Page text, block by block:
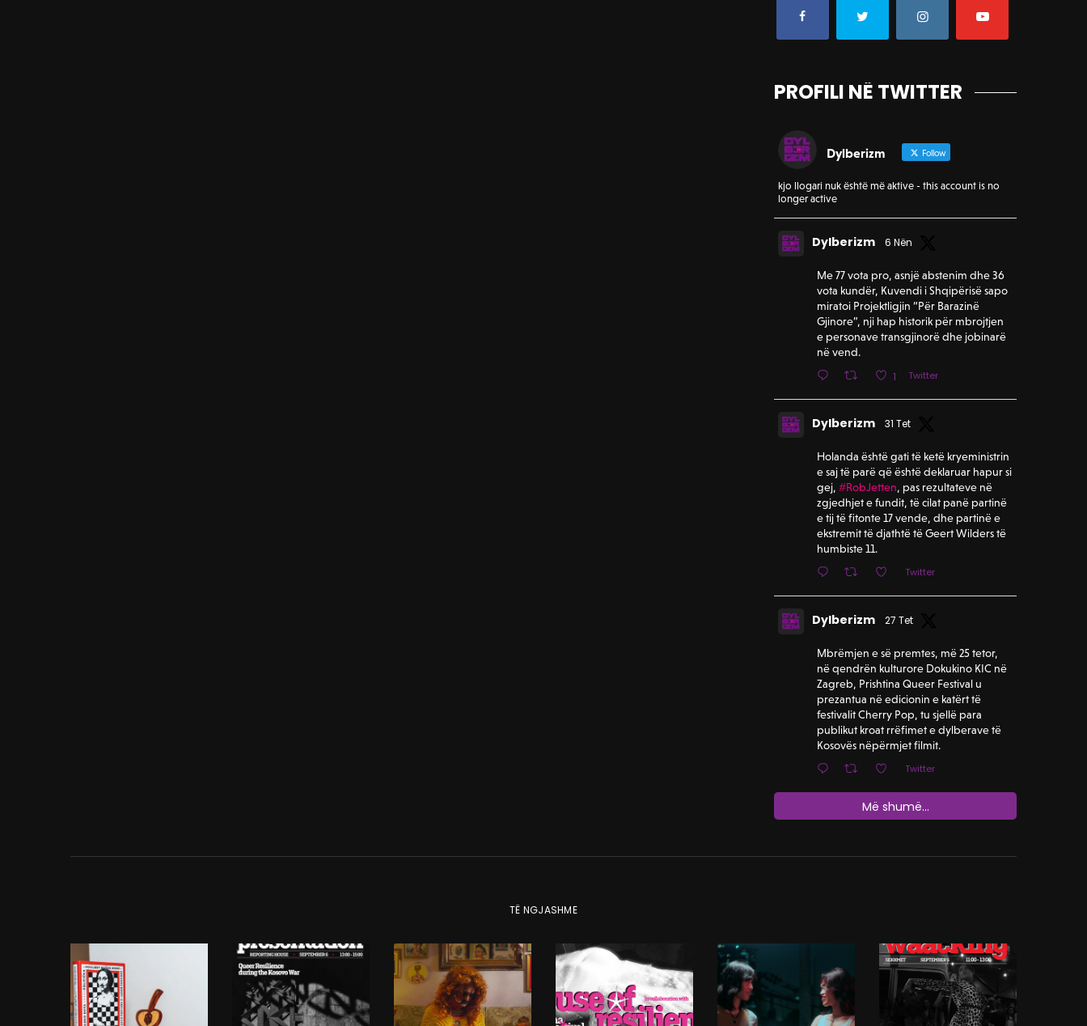
PROFILI NË TWITTER
Dylberizm Follow
kjo llogari nuk është më aktive - this account is no
longer active
Dylberizm 6 Nën
Me 77 vota pro, asnjë abstenim dhe 36
vota kundër, Kuvendi i Shqipërisë sapo
miratoi Projektligjin “Për Barazinë
Gjinore”, nji hap historik për mbrojtjen
e personave transgjinorë dhe jobinarë
në vend.
1 Twitter
Dylberizm 31 Tet
Holanda është gati të ketë kryeministrin
e saj të parë që është deklaruar hapur si
gej,#RobJetten, pas rezultateve në
zgjedhjet e fundit, të cilat panë partinë
e tij të fitonte 17 vende, dhe partinë e
ekstremit të djathtë të Geert Wilders të
humbiste 11.
Twitter
Dylberizm 27 Tet
Mbrëmjen e së premtes, më 25 tetor,
në qendrën kulturore Dokukino KIC në
Zagreb, Prishtina Queer Festival u
prezantua në edicionin e katërt të
festivalit Cherry Pop, tu sjellë para
publikut kroat rrëfimet e dylberave të
Kosovës nëpërmjet filmit.
Twitter
Më shumë...
TË NGJASHME